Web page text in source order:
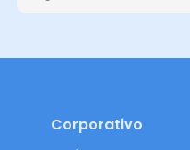
Corporativo